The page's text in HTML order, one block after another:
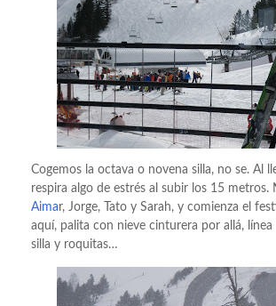
Cogemos la octava o novena silla, no se. Al
respira algo de estrés al subir los 15 metros.
Aimar, Jorge, Tato y Sarah, y comienza el
aquí, palita con nieve cinturera por allá,
silla y roquitas…